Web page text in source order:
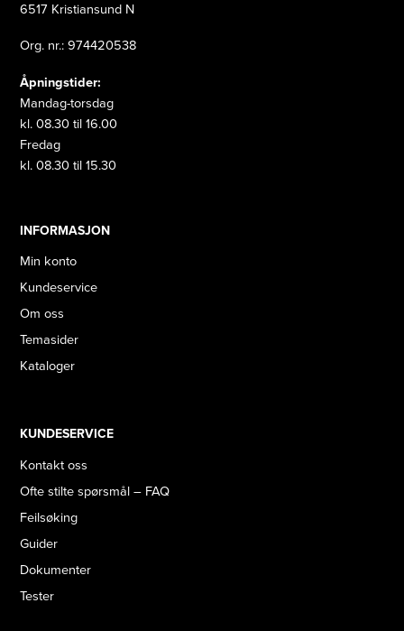
6517 Kristiansund N
Org. nr.: 974420538
Åpningstider:
Mandag-torsdag
kl. 08.30 til 16.00
Fredag
kl. 08.30 til 15.30
INFORMASJON
Min konto
Kundeservice
Om oss
Temasider
Kataloger
KUNDESERVICE
Kontakt oss
Ofte stilte spørsmål – FAQ
Feilsøking
Guider
Dokumenter
Tester